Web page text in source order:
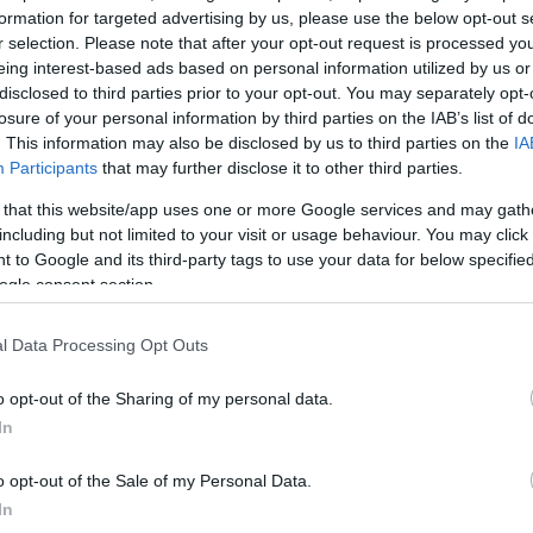
for targeted advertising by us, please use the below opt-out
selection. Please note that after your opt-out request is processed
interest-based ads based on personal information utilized by us
to third parties prior to your opt-out. You may separately
of your personal information by third parties on the IAB’s list of
This information may also be disclosed by us to third parties on the
Participants that may further disclose it to other third parties.
that this website/app uses one or more Google services and may
but not limited to your visit or usage behaviour. You may
to Google and its third-party tags to use your data for below
consent section.
Data Processing Opt Outs
opt-out of the Sharing of my personal data.
opt-out of the Sale of my Personal Data.
Link másolása
rendkívüli közlekedési intézkedéseket
mérkőzésre és a gyereknapi
Szombaton teljesen lezárják a
elől, a szurkolókat pedig 100